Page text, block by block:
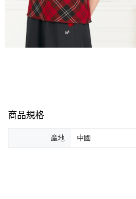
商品規格
產地 中國